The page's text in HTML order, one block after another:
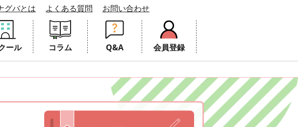
グバとは よくある質問 お問い合わせ
ール コラム Q&A 会員登録